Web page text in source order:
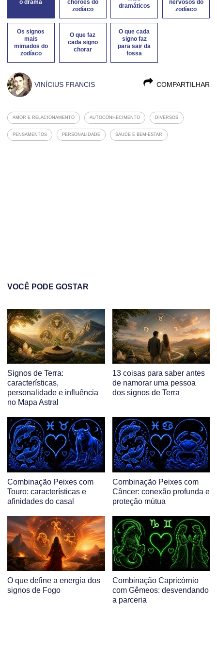
o drama
chorões do
zodíaco
dramáticos
nervosos do
zodíaco
Os signos
mais
mimados do
zodíaco
O que faz
cada signo
chorar
O que cada
signo faz
para sair da
fossa
COMPARTILHAR
VINÍCIUS FRANCIS
AMOR E RELACIONAMENTO AUTOCONHECIMENTO DIVERSOS
PENSAMENTOS PERSONALIDADE SAUDE E BEM-ESTAR
VOCÊ PODE GOSTAR
Signos de Terra:
características,
personalidade e influência
no Mapa Astral
13 coisas para saber antes
de namorar uma pessoa
dos signos de Terra
Combinação Peixes com
Touro: características e
afinidades do casal
Combinação Peixes com
Câncer: conexão profunda e
proteção mútua
O que define a energia dos
signos de Fogo
Combinação Capricórnio
com Gêmeos: desvendando
a parceria